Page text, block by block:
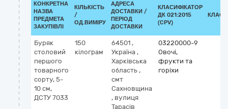
КОНКРЕТНА
НАЗВА
ПРЕДМЕТА
ЗАКУПІВЛІ
КІЛЬКІСТЬ
/
ОД.ВИМІРУ
АДРЕСА
ДОСТАВКИ /
ПЕРІОД
ДОСТАВКИ
КЛАСИФІКАТОР
ДК 021:2015
(CPV)
Буряк
столовий
першого
товарного
сорту, 5-
10 см,
ДСТУ 7033
150
кілограм
64501 ,
Україна ,
Харківська
область ,
смт
Сахновщина
, вулиця
Тарасів
03220000-9
Овочі,
фрукти та
горіхи